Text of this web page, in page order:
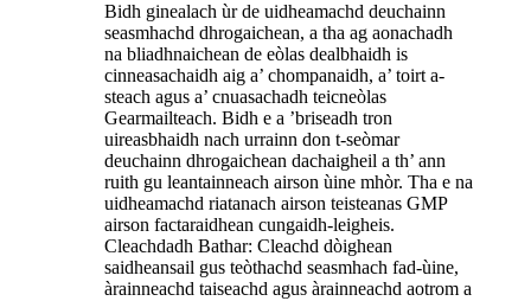
Bidh ginealach ùr de uidheamachd deuchainn
seasmhachd dhrogaichean, a tha ag aonachadh
na bliadhnaichean de eòlas dealbhaidh is
cinneasachaidh aig a’ chompanaidh, a’ toirt a-
steach agus a’ cnuasachadh teicneòlas
Gearmailteach. Bidh e a ’briseadh tron ​​​​
uireasbhaidh nach urrainn don t-seòmar
deuchainn dhrogaichean dachaigheil a th’ ann
ruith gu leantainneach airson ùine mhòr. Tha e na
uidheamachd riatanach airson teisteanas GMP
airson factaraidhean cungaidh-leigheis.
Cleachdadh Bathar: Cleachd dòighean
saidheansail gus teòthachd seasmhach fad-ùine,
àrainneachd taiseachd agus àrainneachd aotrom a